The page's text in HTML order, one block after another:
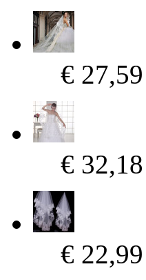
€ 27,59
€ 32,18
€ 22,99